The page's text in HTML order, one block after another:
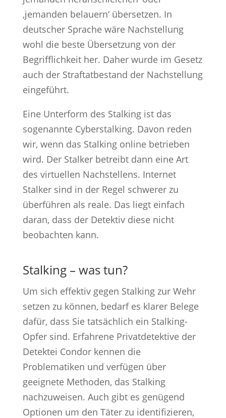
‚jemanden belauern‘ übersetzen. In
deutscher Sprache wäre Nachstellung
wohl die beste Übersetzung von der
Begrifflichkeit her. Daher wurde im Gesetz
auch der Straftatbestand der Nachstellung
eingeführt.
Eine Unterform des Stalking ist das
sogenannte Cyberstalking. Davon reden
wir, wenn das Stalking online betrieben
wird. Der Stalker betreibt dann eine Art
des virtuellen Nachstellens. Internet
Stalker sind in der Regel schwerer zu
überführen als reale. Das liegt einfach
daran, dass der Detektiv diese nicht
beobachten kann.
Stalking – was tun?
Um sich effektiv gegen Stalking zur Wehr
setzen zu können, bedarf es klarer Belege
dafür, dass Sie tatsächlich ein Stalking-
Opfer sind. Erfahrene Privatdetektive der
Detektei Condor kennen die
Problematiken und verfügen über
geeignete Methoden, das Stalking
nachzuweisen. Auch gibt es genügend
Optionen um den Täter zu identifizieren,